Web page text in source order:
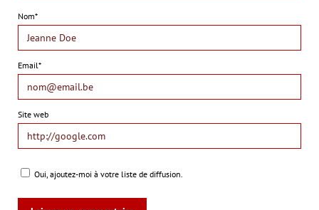
Nom*
Email*
Site web
Oui, ajoutez-moi à votre liste de diffusion.